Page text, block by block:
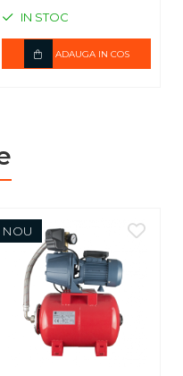
IN STOC
ADAUGA IN COS
NOU